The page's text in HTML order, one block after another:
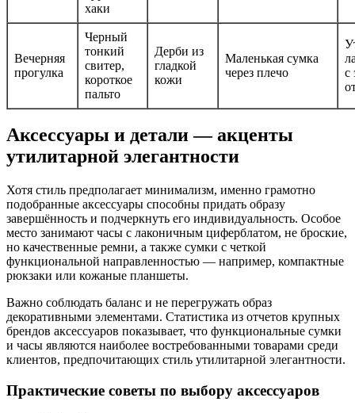
хаки
Вечерняя
прогулка
Черный
тонкий
свитер,
короткое
пальто
Дерби из
гладкой
кожи
Маленькая сумка
через плечо
с
Аксессуары и детали — акценты
утилитарной элегантности
Хотя стиль предполагает минимализм, именно грамотно
подобранные аксессуары способны придать образу
завершённость и подчеркнуть его индивидуальность. Особое
место занимают часы с лаконичным циферблатом, не броские,
но качественные ремни, а также сумки с четкой
функциональной направленностью — например, компактные
рюкзаки или кожаные планшеты.
Важно соблюдать баланс и не перегружать образ
декоративными элементами. Статистика из отчетов крупных
брендов аксессуаров показывает, что функциональные сумки
и часы являются наиболее востребованными товарами среди
клиентов, предпочитающих стиль утилитарной элегантности.
Практические советы по выбору аксессуаров